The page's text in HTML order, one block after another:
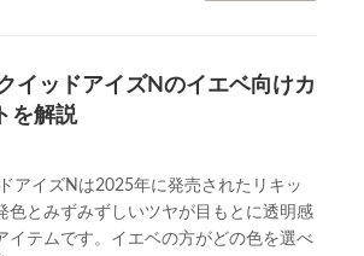
イッドアイズNのイエベ向けカ
を解説
アイズNは2025年に発売されたリキッ
色とみずみずしいツヤが目もとに透明感
イテムです。イエベの方がどの色を選べ